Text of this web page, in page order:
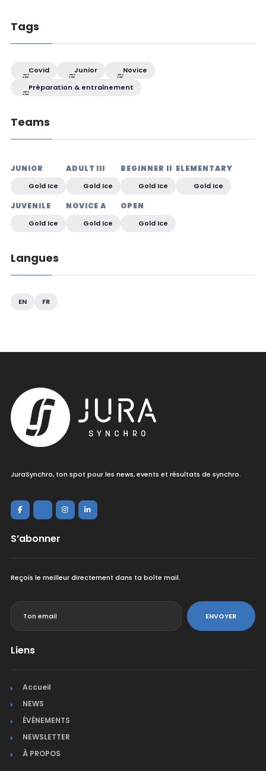
Tags
Covid Junior
Novice
Préparation & entraînement
Teams
JUNIOR
Gold Ice
ADULT III
Gold Ice
BEGINNER II
Gold Ice
ELEMENTARY
Gold Ice
JUVENILE
Gold Ice
NOVICE A
Gold Ice
OPEN
Gold Ice
Langues
EN FR
JuraSynchro, ton spot pour les news, events et résultats de synchro.
S’abonner
Reçois le meilleur directement dans ta boîte mail.
ENVOYER
Liens
Accueil
NEWS
ÉVÉNEMENTS
NEWSLETTER
À PROPOS